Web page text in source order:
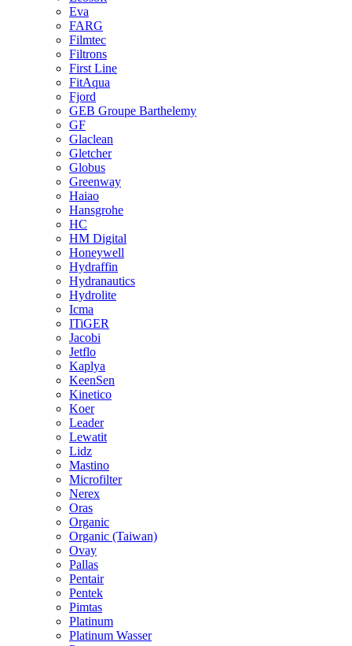
Eva
FARG
Filmtec
Filtrons
First Line
FitAqua
Fjord
GEB Groupe Barthelemy
GF
Glaclean
Gletcher
Globus
Greenway
Haiao
Hansgrohe
HC
HM Digital
Honeywell
Hydraffin
Hydranautics
Hydrolite
Icma
ITiGER
Jacobi
Jetflo
Kaplya
KeenSen
Kinetico
Koer
Leader
Lewatit
Lidz
Mastino
Microfilter
Nerex
Oras
Organic
Organic (Taiwan)
Ovay
Pallas
Pentair
Pentek
Pimtas
Platinum
Platinum Wasser